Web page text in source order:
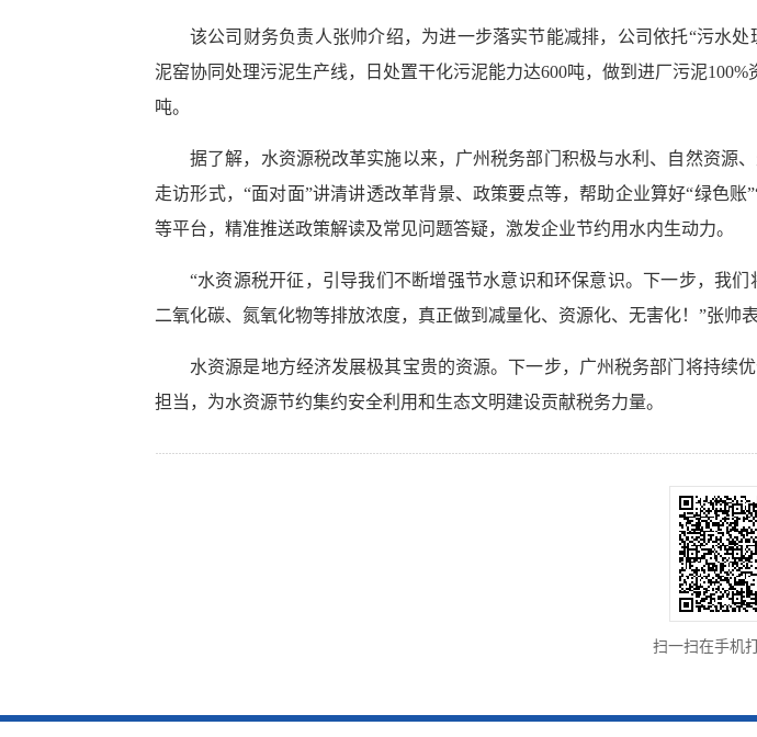
该公司财务负责人张帅介绍，为进一步落实节能减排，公司依托“污水
泥窑协同处理污泥生产线，日处置干化污泥能力达600吨，做到进厂污泥
吨。
据了解，水资源税改革实施以来，广州税务部门积极与水利、自然资源
走访形式，“面对面”讲清讲透改革背景、政策要点等，帮助企业算好“绿色
等平台，精准推送政策解读及常见问题答疑，激发企业节约用水内生动力。
“水资源税开征，引导我们不断增强节水意识和环保意识。下一步，我
二氧化碳、氮氧化物等排放浓度，真正做到减量化、资源化、无害化！”张帅表
水资源是地方经济发展极其宝贵的资源。下一步，广州税务部门将持续
担当，为水资源节约集约安全利用和生态文明建设贡献税务力量。
扫一扫在手机